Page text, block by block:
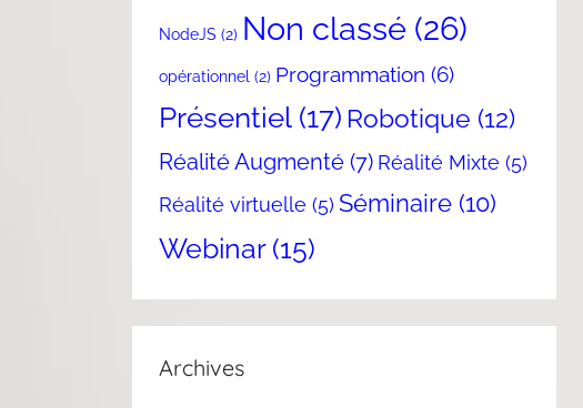
NodeJS (2) Non classé (26)
opérationnel (2) Programmation (6)
Présentiel(17) Robotique (12)
Réalité Augmenté (7) Réalité Mixte (5)
Réalité virtuelle (5) Séminaire (10)
Webinar(15)
Archives